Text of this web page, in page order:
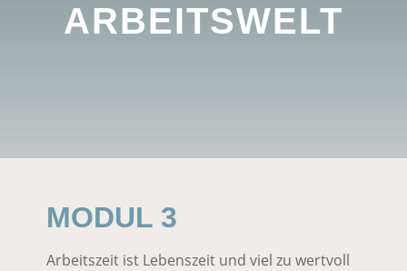
ARBEITSWELT
MODUL 3
Arbeitszeit ist Lebenszeit und viel zu wertvoll